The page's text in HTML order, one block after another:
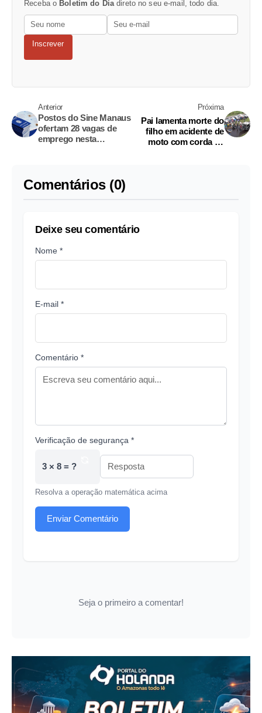
Receba o Boletim do Diadireto no seu e-mail, todo dia.
Inscrever
Anterior
Postos do Sine Manaus
ofertam 28 vagas de
emprego nesta
Próxima
Pai lamenta morte do
filho em acidente de
moto com corda de
Comentários (0)
Deixe seu comentário
Nome *
E-mail *
Comentário *
Verificação de segurança *
3 × 8 = ?
Resolva a operação matemática acima
Enviar Comentário
Seja o primeiro a comentar!